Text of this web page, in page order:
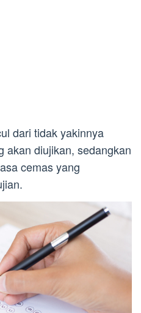
dari tidak yakinnya
akan diujikan, sedangkan
cemas yang